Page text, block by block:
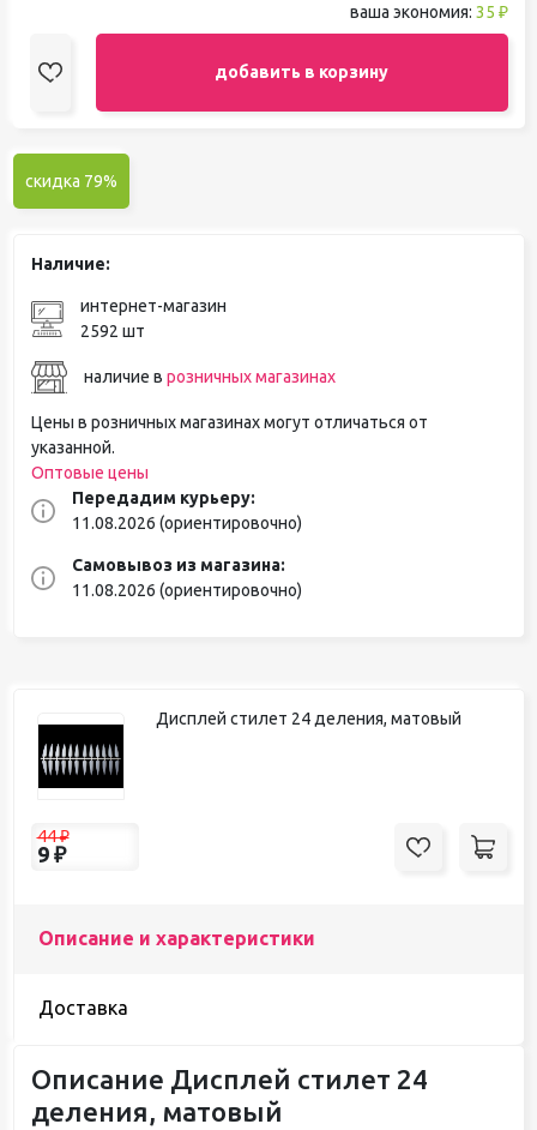
ваша экономия: 35 ₽
добавить в корзину
скидка 79%
Наличие:
интернет-магазин
2592 шт
наличие в розничных магазинах
Цены в розничных магазинах могут отличаться от
указанной.
Оптовые цены
Передадим курьеру:
11.08.2026 (ориентировочно)
Самовывоз из магазина:
11.08.2026 (ориентировочно)
Дисплей стилет 24 деления, матовый
44₽
9 ₽
Описание и характеристики
Доставка
Описание Дисплей стилет 24
деления, матовый